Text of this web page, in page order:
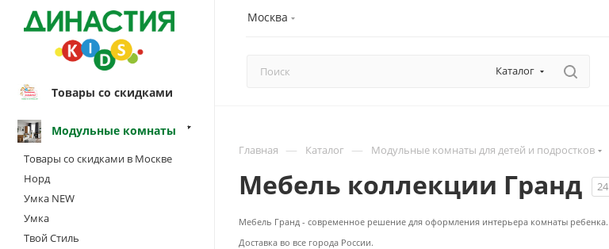
Москва
Каталог
Товары со скидками
Модульные комнаты
Товары со скидками в Москве
Норд
Умка NEW
Умка
Твой Стиль
Главная — Каталог — Модульные комнаты для детей и подростков
Мебель коллекции Гранд 24
Мебель Гранд - современное решение для оформления интерьера комнаты ребенка.
Доставка во все города России.